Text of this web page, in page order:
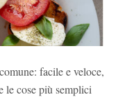
facile e veloce,
le cose più semplici